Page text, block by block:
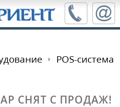
POS-система
СНЯТ С ПРОДАЖ!